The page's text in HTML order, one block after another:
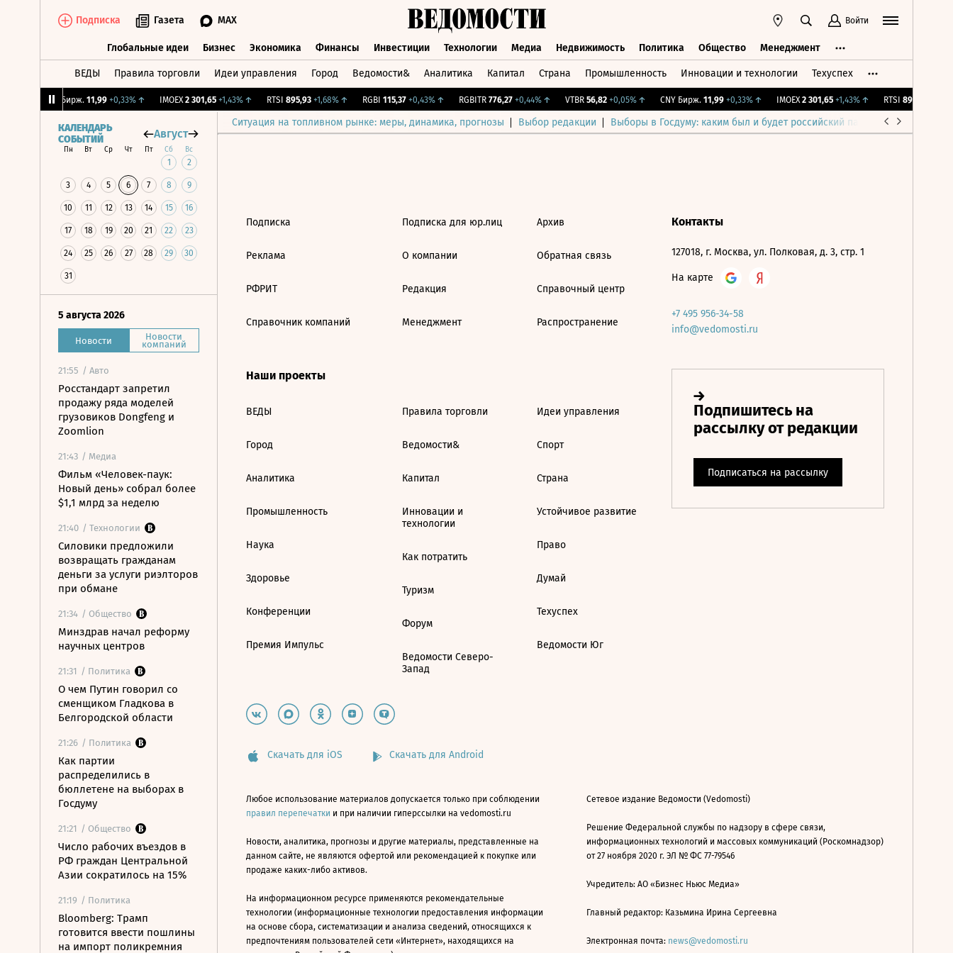
Подписка Газета MAX Войти
Глобальные идеи Бизнес Экономика Финансы Инвестиции Технологии Медиа Недвижимость Политика Общество Менеджмент
ВЕДЫ Правила торговли Идеи управления Город Ведомости& Аналитика Капитал Страна Промышленность Инновации и технологии Техуспех
CNY Бирж. 11,99 +0,33%↑ IMOEX 2 301,65 +1,43%↑ RTSI 895,93 +1,68%↑ RGBI 115,37 +0,43%↑ RGBITR 776,27 +0,44%↑ VTBR 56,82 +0,05%↑ CNY Бирж. 11,99 +0,33%↑ IMOEX 2 301,65 +1,43%↑ RTSI 895,93
Ситуация на топливном рынке: меры, динамика, прогнозы Выбор редакции Выборы в Госдуму: каким был и будет российский парламент
КАЛЕНДАРЬ
СОБЫТИЙ
Август
Пн Вт Ср Чт Пт Сб Вс
1 2
3 4 5 6 7 8 9
10 11 12 13 14 15 16
17 18 19 20 21 22 23
24 25 26 27 28 29 30
31
5 августа 2026
Новости Новости
компаний
21:55 / Авто
Росстандарт запретил
продажу ряда моделей
грузовиков Dongfeng и
Zoomlion
21:43 / Медиа
Фильм «Человек-паук:
Новый день» собрал более
$1,1 млрд за неделю
21:40 / Технологии
Силовики предложили
возвращать гражданам
деньги за услуги риэлторов
при обмане
21:34 / Общество
Минздрав начал реформу
научных центров
21:31 / Политика
О чем Путин говорил со
сменщиком Гладкова в
Белгородской области
21:26 / Политика
Как партии
распределились в
бюллетене на выборах в
Госдуму
21:21 / Общество
Число рабочих въездов в
РФ граждан Центральной
Азии сократилось на 15%
21:19 / Политика
Bloomberg: Трамп
готовится ввести пошлины
на импорт поликремния
Подписка
Реклама
РФРИТ
Справочник компаний
Подписка для юр.лиц
О компании
Редакция
Менеджмент
Архив
Обратная связь
Справочный центр
Распространение
Наши проекты
ВЕДЫ
Город
Аналитика
Промышленность
Наука
Здоровье
Конференции
Премия Импульс
Правила торговли
Ведомости&
Капитал
Инновации и
технологии
Как потратить
Туризм
Форум
Ведомости Северо-
Запад
Идеи управления
Спорт
Страна
Устойчивое развитие
Право
Думай
Техуспех
Ведомости Юг
Контакты
127018, г. Москва, ул. Полковая, д. 3, стр. 1
На карте
+7 495 956-34-58
info@vedomosti.ru
Скачать для iOS Скачать для Android
Любое использование материалов допускается только при соблюдении
правил перепечатки и при наличии гиперссылки на vedomosti.ru
Новости, аналитика, прогнозы и другие материалы, представленные на
данном сайте, не являются офертой или рекомендацией к покупке или
продаже каких-либо активов.
На информационном ресурсе применяются рекомендательные
технологии (информационные технологии предоставления информации
на основе сбора, систематизации и анализа сведений, относящихся к
предпочтениям пользователей сети «Интернет», находящихся на
Сетевое издание Ведомости (Vedomosti)
Решение Федеральной службы по надзору в сфере связи,
информационных технологий и массовых коммуникаций (Роскомнадзор)
от 27 ноября 2020 г. ЭЛ № ФС 77-79546
Учредитель: АО «Бизнес Ньюс Медиа»
Главный редактор: Казьмина Ирина Сергеевна
Электронная почта: news@vedomosti.ru